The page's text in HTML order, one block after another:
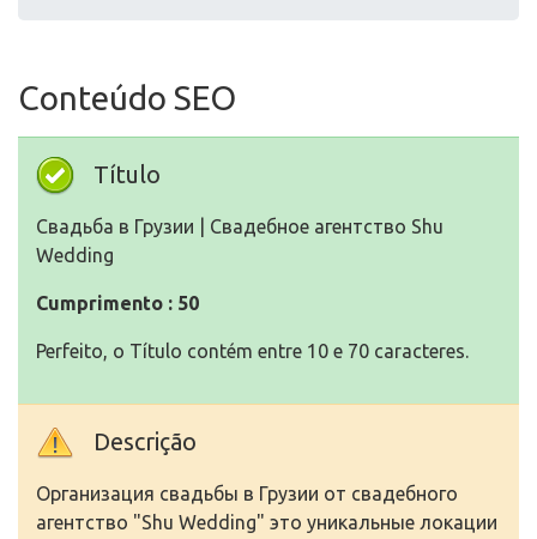
Conteúdo SEO
Título
Cвадьба в Грузии | Свадебное агентство Shu
Wedding
Cumprimento : 50
Perfeito, o Título contém entre 10 e 70 caracteres.
Descrição
Организация свадьбы в Грузии от свадебного
агентство "Shu Wedding" это уникальные локации